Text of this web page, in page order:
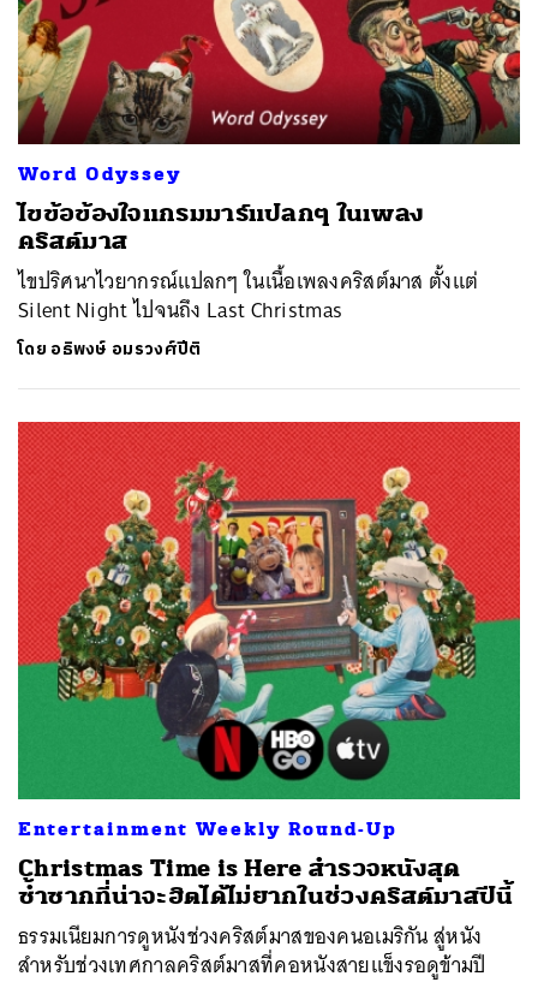
Word Odyssey
ไขข้อข้องใจแกรมมาร์แปลกๆ ในเพลง
คริสต์มาส
ไขปริศนาไวยากรณ์แปลกๆ ในเนื้อเพลงคริสต์มาส ตั้งแต่
Silent Night ไปจนถึง Last Christmas
โดย อธิพงษ์ อมรวงศ์ปีติ
Entertainment Weekly Round-Up
Christmas Time is Here สำรวจหนังสุด
ซ้ำซากที่น่าจะฮิตได้ไม่ยากในช่วงคริสต์มาสปีนี้
ธรรมเนียมการดูหนังช่วงคริสต์มาสของคนอเมริกัน สู่หนัง
สำหรับช่วงเทศกาลคริสต์มาสที่คอหนังสายแข็งรอดูข้ามปี